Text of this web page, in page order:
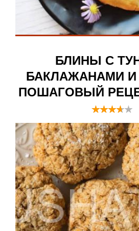
БЛИНЫ С
БАКЛАЖАНАМИ И
ПОШАГОВЫЙ